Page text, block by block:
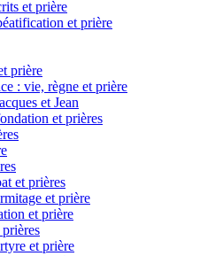
et prière
et prière
prière
: vie, règne et prière
et Jean
et prières
et prières
et prière
et prière
et prière